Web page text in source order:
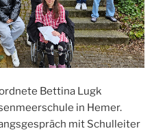
Bettina Lugk
in Hemer.
mit Schulleiter